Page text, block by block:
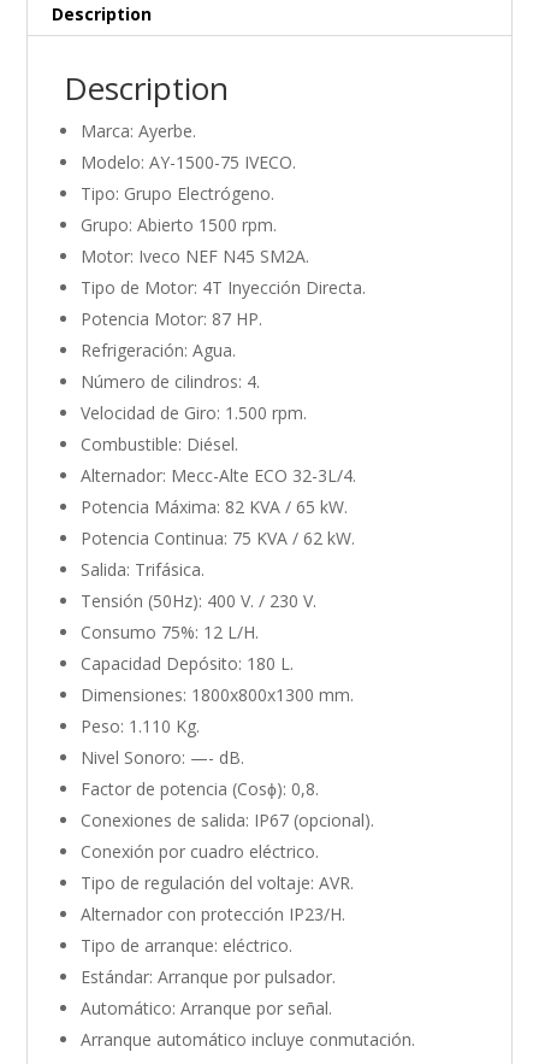
Description
Description
Marca: Ayerbe.
Modelo: AY-1500-75 IVECO.
Tipo: Grupo Electrógeno.
Grupo: Abierto 1500 rpm.
Motor: Iveco NEF N45 SM2A.
Tipo de Motor: 4T Inyección Directa.
Potencia Motor: 87 HP.
Refrigeración: Agua.
Número de cilindros: 4.
Velocidad de Giro: 1.500 rpm.
Combustible: Diésel.
Alternador: Mecc-Alte ECO 32-3L/4.
Potencia Máxima: 82 KVA / 65 kW.
Potencia Continua: 75 KVA / 62 kW.
Salida: Trifásica.
Tensión (50Hz): 400 V. / 230 V.
Consumo 75%: 12 L/H.
Capacidad Depósito: 180 L.
Dimensiones: 1800x800x1300 mm.
Peso: 1.110 Kg.
Nivel Sonoro: —- dB.
Factor de potencia (Cosϕ): 0,8.
Conexiones de salida: IP67 (opcional).
Conexión por cuadro eléctrico.
Tipo de regulación del voltaje: AVR.
Alternador con protección IP23/H.
Tipo de arranque: eléctrico.
Estándar: Arranque por pulsador.
Automático: Arranque por señal.
Arranque automático incluye conmutación.